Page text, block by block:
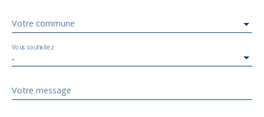
Votre commune
-
Vous souhaitez
Votre message